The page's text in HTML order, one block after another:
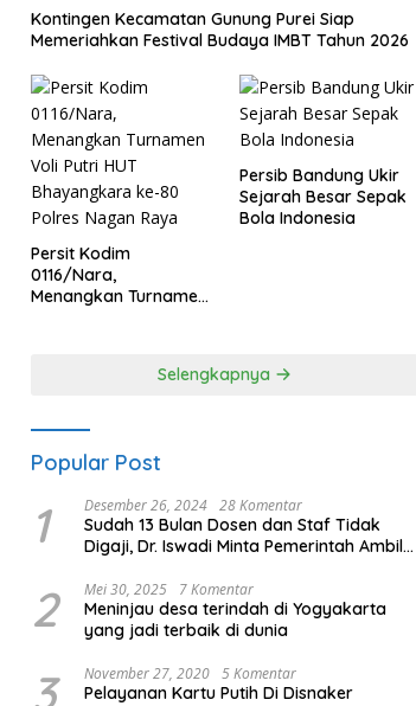
Kontingen Kecamatan Gunung Purei Siap
Memeriahkan Festival Budaya IMBT Tahun 2026
Persit Kodim
0116/Nara,
Menangkan Turnamen
Persib Bandung Ukir
Sejarah Besar Sepak
Bola Indonesia
Selengkapnya
Popular Post
1 Desember 26, 2024 28 Komentar
Sudah 13 Bulan Dosen dan Staf Tidak
Digaji, Dr. Iswadi Minta Pemerintah Ambil
2 Mei 30, 2025 7 Komentar
Meninjau desa terindah di Yogyakarta
yang jadi terbaik di dunia
3 November 27, 2020 5 Komentar
Pelayanan Kartu Putih Di Disnaker